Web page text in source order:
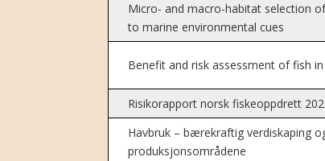
Micro- and macro-habitat selection
to marine environmental cues
Benefit and risk assessment of fish
Risikorapport norsk fiskeoppdrett
Havbruk – bærekraftig verdiskaping
produksjonsområdene